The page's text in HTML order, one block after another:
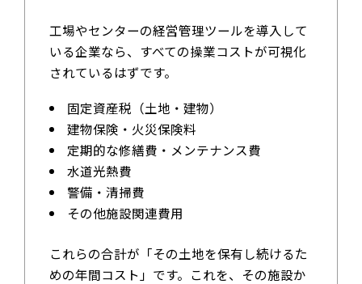
工場やセンターの経営管理ツールを導入して
いる企業なら、すべての操業コストが可視化
されているはずです。
固定資産税（土地・建物）
建物保険・火災保険料
定期的な修繕費・メンテナンス費
水道光熱費
警備・清掃費
その他施設関連費用
これらの合計が「その土地を保有し続けるた
めの年間コスト」です。これを、その施設か